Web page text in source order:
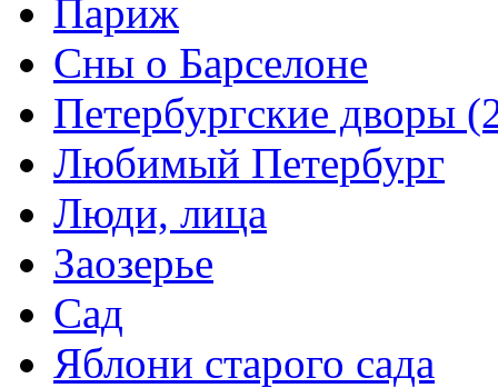
Париж
Сны о Барселоне
Петербургские дворы
Любимый Петербург
Люди, лица
Заозерье
Сад
Яблони старого сада